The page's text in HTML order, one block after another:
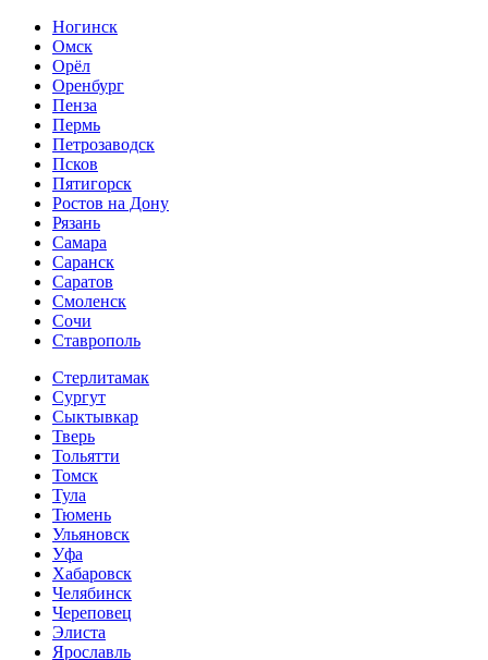
Ногинск
Омск
Орёл
Оренбург
Пенза
Пермь
Петрозаводск
Псков
Пятигорск
Ростов на Дону
Рязань
Самара
Саранск
Саратов
Смоленск
Сочи
Ставрополь
Стерлитамак
Сургут
Сыктывкар
Тверь
Тольятти
Томск
Тула
Тюмень
Ульяновск
Уфа
Хабаровск
Челябинск
Череповец
Элиста
Ярославль